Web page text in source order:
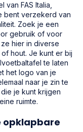
FAS Italia,
bent verzekerd van
Zoek je een
gebruik of voor
hier in diverse
hout. Je kunt er bij
te laten
het logo van je
naar je zin te
je kunt krijgen
ruimte.
opklapbare